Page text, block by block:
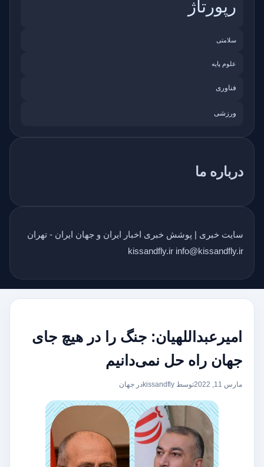
رپورتاژ
سلامتی
علوم پایه
فناوری
ورزشی
درباره ما
سایت خبری | پوشش خبری اخبار ایران و جهان ایران - تهران
kissandfly.ir info@kissandfly.ir
امیرعبداللهیان: جنگ را در هیچ جای
جهان راه حل نمی‌دانیم
مارس 11, 2022 توسط kissandfly در جهان